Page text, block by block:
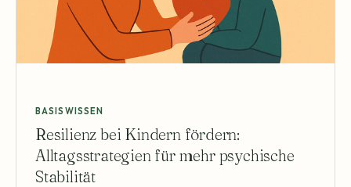
BASISWISSEN
Resilienz bei Kindern fördern:
Alltagsstrategien für mehr psychische
Stabilität